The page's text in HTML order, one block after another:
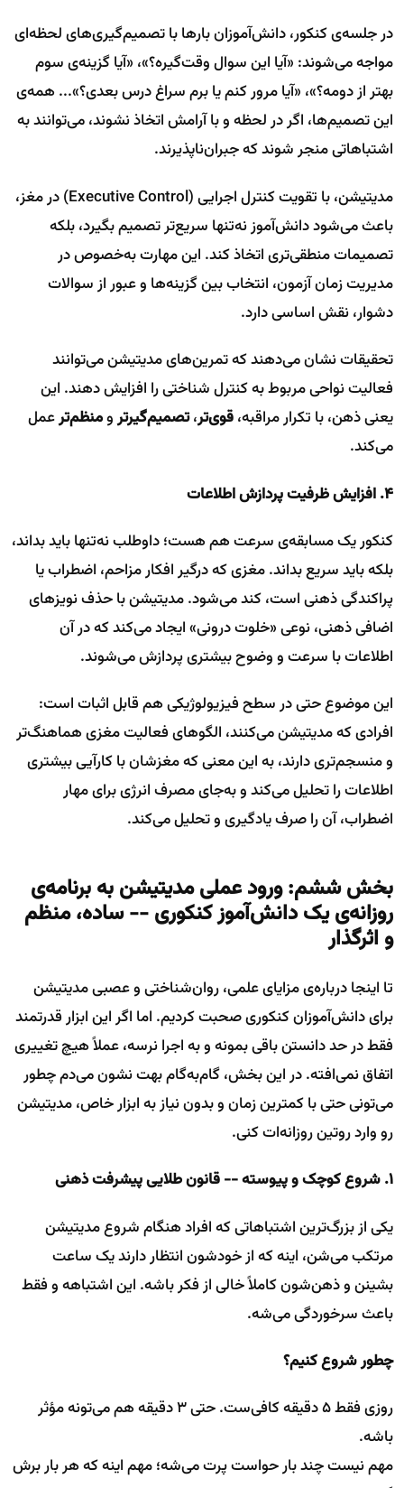
در جلسه‌ی کنکور، دانش‌آموزان بارها با تصمیم‌گیری‌های لحظه‌ای
مواجه می‌شوند: «آیا این سوال وقت‌گیره؟»، «آیا گزینه‌ی سوم
بهتر از دومه؟»، «آیا مرور کنم یا برم سراغ درس بعدی؟»... همه‌ی
این تصمیم‌ها، اگر در لحظه و با آرامش اتخاذ نشوند، می‌توانند به
اشتباهاتی منجر شوند که جبران‌ناپذیرند.
مدیتیشن، با تقویت کنترل اجرایی (Executive Control) در مغز،
باعث می‌شود دانش‌آموز نه‌تنها سریع‌تر تصمیم بگیرد، بلکه
تصمیمات منطقی‌تری اتخاذ کند. این مهارت به‌خصوص در
مدیریت زمان آزمون، انتخاب بین گزینه‌ها و عبور از سوالات
دشوار، نقش اساسی دارد.
تحقیقات نشان می‌دهند که تمرین‌های مدیتیشن می‌توانند
فعالیت نواحی مربوط به کنترل شناختی را افزایش دهند. این
یعنی ذهن، با تکرار مراقبه،قوی‌تر،تصمیم‌گیرترومنظم‌ترعمل
می‌کند.
۴. افزایش ظرفیت پردازش اطلاعات
کنکور یک مسابقه‌ی سرعت هم هست؛ داوطلب نه‌تنها باید بداند،
بلکه باید سریع بداند. مغزی که درگیر افکار مزاحم، اضطراب یا
پراکندگی ذهنی است، کند می‌شود. مدیتیشن با حذف نویزهای
اضافی ذهنی، نوعی «خلوت درونی» ایجاد می‌کند که در آن
اطلاعات با سرعت و وضوح بیشتری پردازش می‌شوند.
این موضوع حتی در سطح فیزیولوژیکی هم قابل اثبات است:
افرادی که مدیتیشن می‌کنند، الگوهای فعالیت مغزی هماهنگ‌تر
و منسجم‌تری دارند، به این معنی که مغزشان با کارآیی بیشتری
اطلاعات را تحلیل می‌کند و به‌جای مصرف انرژی برای مهار
اضطراب، آن را صرف یادگیری و تحلیل می‌کند.
بخش ششم: ورود عملی مدیتیشن به برنامه‌ی
روزانه‌ی یک دانش‌آموز کنکوری -- ساده، منظم
و اثرگذار
تا اینجا درباره‌ی مزایای علمی، روان‌شناختی و عصبی مدیتیشن
برای دانش‌آموزان کنکوری صحبت کردیم. اما اگر این ابزار قدرتمند
فقط در حد دانستن باقی بمونه و به اجرا نرسه، عملاً هیچ تغییری
اتفاق نمی‌افته. در این بخش، گام‌به‌گام بهت نشون می‌دم چطور
می‌تونی حتی با کمترین زمان و بدون نیاز به ابزار خاص، مدیتیشن
رو وارد روتین روزانه‌ات کنی.
۱. شروع کوچک و پیوسته -- قانون طلایی پیشرفت ذهنی
یکی از بزرگ‌ترین اشتباهاتی که افراد هنگام شروع مدیتیشن
مرتکب می‌شن، اینه که از خودشون انتظار دارند یک ساعت
بشینن و ذهن‌شون کاملاً خالی از فکر باشه. این اشتباهه و فقط
باعث سرخوردگی می‌شه.
چطور شروع کنیم؟
روزی فقط ۵ دقیقه کافی‌ست. حتی ۳ دقیقه هم می‌تونه مؤثر
باشه.
مهم نیست چند بار حواست پرت می‌شه؛ مهم اینه که هر بار برش